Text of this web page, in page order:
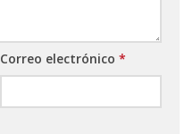
Correo electrónico *